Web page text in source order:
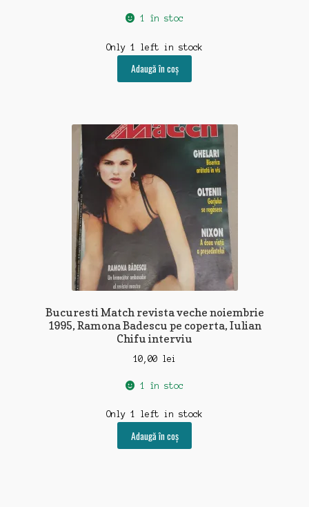
1 în stoc
Only 1 left in stock
Adaugă în coș
Bucuresti Match revista veche noiembrie
1995, Ramona Badescu pe coperta, Iulian
Chifu interviu
10,00 lei
1 în stoc
Only 1 left in stock
Adaugă în coș